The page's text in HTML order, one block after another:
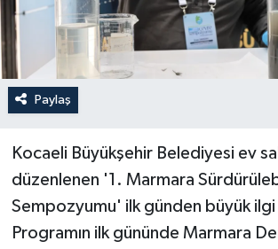
Paylaş
Kocaeli Büyükşehir Belediyesi ev
düzenlenen '1. Marmara
Sempozyumu' ilk günden büyük
Programın ilk gününde Marmara